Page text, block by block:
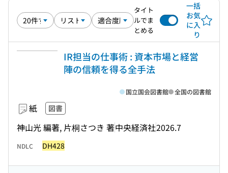
タイト
ルでま
とめる
一括
お気
に入
り
IR担当の仕事術 : 資本市場と経営
陣の信頼を得る全手法
紙 図書
神山光 編著, 片桐さつき 著中央経済社2026.7
国立国会図書館 全国の図書館
NDLC DH428